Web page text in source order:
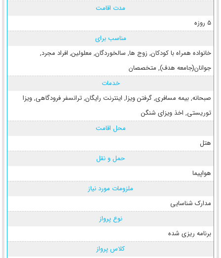
مدت اقامت
5 روزه
مناسب برای
خانواده همراه با کودکان, زوج ها, سالخوردگان, معلولین, افراد مجرد,
جوانان(جامعه هدف), متخصصان
خدمات
صبحانه, بیمه مسافری, گرفتن ویزا, اینترنت رایگان, ترانسفر فرودگاهی, ویزا
توریستی, اخذ ویزای شنگن
محل اقامت
هتل
حمل و نقل
هواپیما
ملزومات مورد نیاز
مدارک شناسایی
نوع پرواز
برنامه ریزی شده
کلاس پرواز